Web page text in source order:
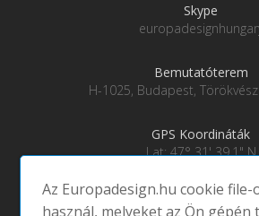
Skype
Bemutatóterem
H-1025, Budapest,
GPS Koordináták
Lat: 47° 31' 39.1" N
Az Europadesign.hu cookie file-
használ, melyeket az Ön gépén